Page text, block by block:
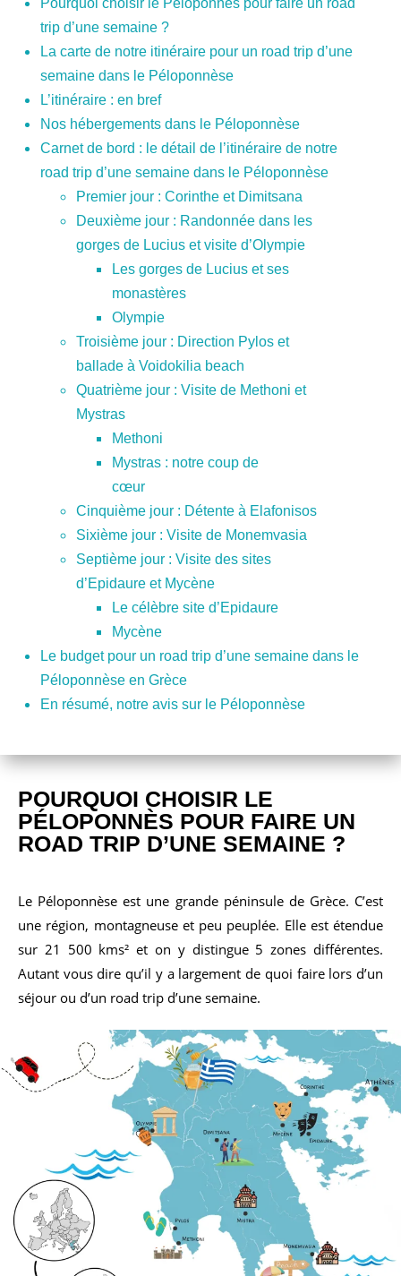
Pourquoi choisir le Péloponnès pour faire un road
trip d’une semaine ?
La carte de notre itinéraire pour un road trip d’une
semaine dans le Péloponnèse
L’itinéraire : en bref
Nos hébergements dans le Péloponnèse
Carnet de bord : le détail de l’itinéraire de notre
road trip d’une semaine dans le Péloponnèse
Premier jour : Corinthe et Dimitsana
Deuxième jour : Randonnée dans les
gorges de Lucius et visite d’Olympie
Les gorges de Lucius et ses
monastères
Olympie
Troisième jour : Direction Pylos et
ballade à Voidokilia beach
Quatrième jour : Visite de Methoni et
Mystras
Methoni
Mystras : notre coup de
cœur
Cinquième jour : Détente à Elafonisos
Sixième jour : Visite de Monemvasia
Septième jour : Visite des sites
d’Epidaure et Mycène
Le célèbre site d’Epidaure
Mycène
Le budget pour un road trip d’une semaine dans le
Péloponnèse en Grèce
En résumé, notre avis sur le Péloponnèse
POURQUOI CHOISIR LE
PÉLOPONNÈS POUR FAIRE UN
ROAD TRIP D’UNE SEMAINE ?
Le Péloponnèse est une grande péninsule de Grèce. C’est
une région, montagneuse et peu peuplée. Elle est étendue
sur 21 500 kms² et on y distingue 5 zones différentes.
Autant vous dire qu’il y a largement de quoi faire lors d’un
séjour ou d’un road trip d’une semaine.